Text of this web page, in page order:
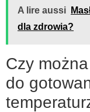
A lire aussi
dla zdrowia?
Czy
do